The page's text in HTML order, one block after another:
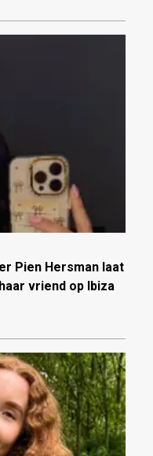
Pien Hersman laat
vriend op Ibiza